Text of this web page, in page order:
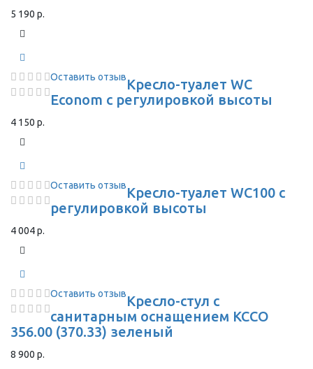
5 190 р.
Оставить отзывКресло-туалет WC
Econom с регулировкой высоты
4 150 р.
Оставить отзывКресло-туалет WC100 с
регулировкой высоты
4 004 р.
Оставить отзывКресло-стул с
санитарным оснащением КССО
356.00 (370.33) зеленый
8 900 р.